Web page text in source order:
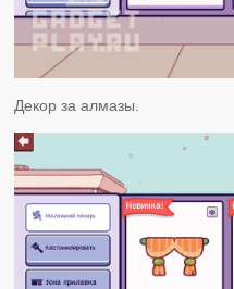
Декор за алмазы.